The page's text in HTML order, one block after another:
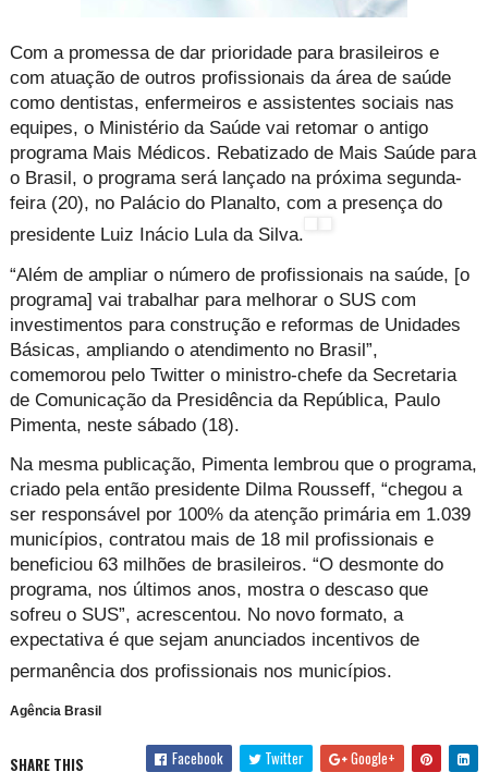
Com a promessa de dar prioridade para brasileiros e
com atuação de outros profissionais da área de saúde
como dentistas, enfermeiros e assistentes sociais nas
equipes, o Ministério da Saúde vai retomar o antigo
programa Mais Médicos. Rebatizado de Mais Saúde para
o Brasil, o programa será lançado na próxima segunda-
feira (20), no Palácio do Planalto, com a presença do
presidente Luiz Inácio Lula da Silva.
“Além de ampliar o número de profissionais na saúde, [o
programa] vai trabalhar para melhorar o SUS com
investimentos para construção e reformas de Unidades
Básicas, ampliando o atendimento no Brasil”,
comemorou pelo Twitter o ministro-chefe da Secretaria
de Comunicação da Presidência da República, Paulo
Pimenta, neste sábado (18).
Na mesma publicação, Pimenta lembrou que o programa,
criado pela então presidente Dilma Rousseff, “chegou a
ser responsável por 100% da atenção primária em 1.039
municípios, contratou mais de 18 mil profissionais e
beneficiou 63 milhões de brasileiros. “O desmonte do
programa, nos últimos anos, mostra o descaso que
sofreu o SUS”, acrescentou. No novo formato, a
expectativa é que sejam anunciados incentivos de
permanência dos profissionais nos municípios.
Agência Brasil
SHARE THIS Facebook Twitter Google+